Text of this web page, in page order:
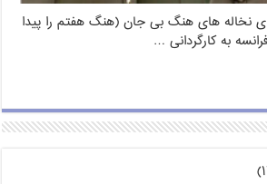
نخاله های هنگ بی جان (هنگ هفتم را پیدا